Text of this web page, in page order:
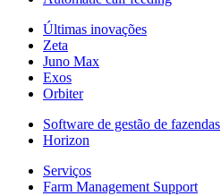
Últimas inovações
Zeta
Juno Max
Exos
Orbiter
Software de gestão de fazendas
Horizon
Serviços
Farm Management Support